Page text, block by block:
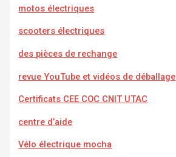
motos électriques
scooters électriques
des pièces de rechange
revue YouTube et vidéos de déballage
Certificats CEE COC CNIT UTAC
centre d’aide
Vélo électrique mocha